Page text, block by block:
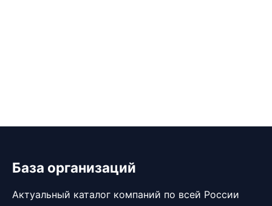
База организаций
Актуальный каталог компаний по всей России